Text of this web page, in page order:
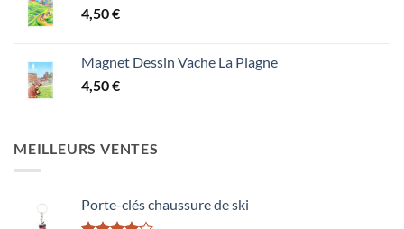
4,50€
Magnet Dessin Vache La Plagne
4,50€
MEILLEURS VENTES
Porte-clés chaussure de ski